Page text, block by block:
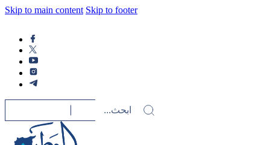
Skip to main content Skip to footer